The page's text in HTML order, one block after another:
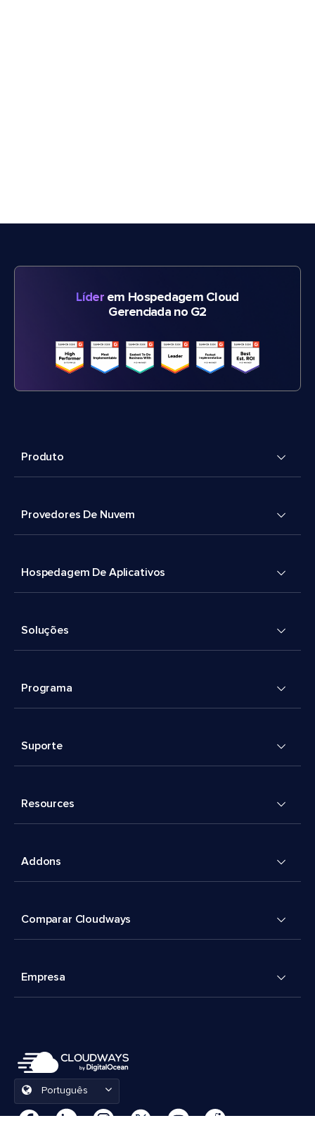
Líderem Hospedagem Cloud
Gerenciada no G2
Produto
Provedores De Nuvem
Hospedagem De Aplicativos
Soluções
Programa
Suporte
Resources
Addons
Comparar Cloudways
Empresa
Português